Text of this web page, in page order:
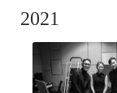
2021